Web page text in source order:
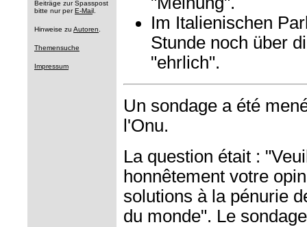
Beiträge zur Spasspost
bitte nur per E-Mai l.
Hinweise zu Autoren.
Themensuche
Impressum
Im Italienischen
Stunde noch über
"ehrlich".
Un sondage a été
l'Onu.
La question était :
honnêtement votre
solutions à la pénurie
du monde". Le